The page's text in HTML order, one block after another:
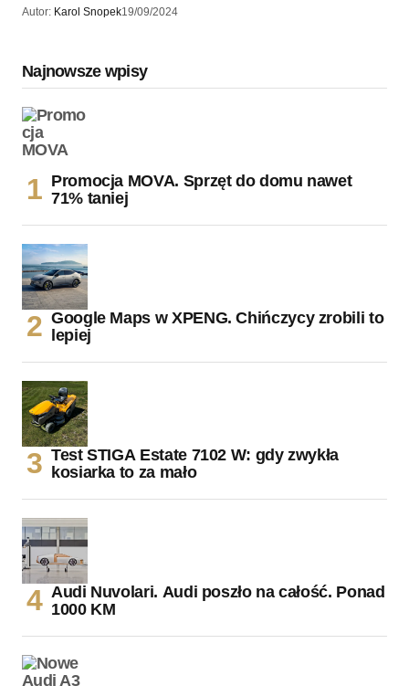
Autor: Karol Snopek19/09/2024
Najnowsze wpisy
Promocja MOVA. Sprzęt do domu nawet
71% taniej
Google Maps w XPENG. Chińczycy zrobili to
lepiej
Test STIGA Estate 7102 W: gdy zwykła
kosiarka to za mało
Audi Nuvolari. Audi poszło na całość. Ponad
1000 KM